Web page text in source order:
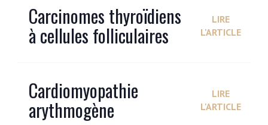
Carcinomes thyroïdiens
à cellules folliculaires
LIRE
L'ARTICLE
Cardiomyopathie
arythmogène
LIRE
L'ARTICLE